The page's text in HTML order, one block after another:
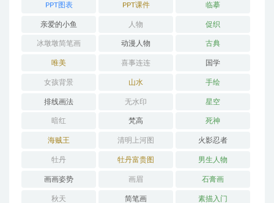
PPT图表 PPT课件 临摹
亲爱的小鱼 人物 促织
冰墩墩简笔画 动漫人物 古典
唯美 喜事连连 国学
女孩背景 山水 手绘
排线画法 无水印 星空
暗红 梵高 死神
海贼王 清明上河图 火影忍者
牡丹 牡丹富贵图 男生人物
画画姿势 画眉 石膏画
秋天 简笔画 素描入门